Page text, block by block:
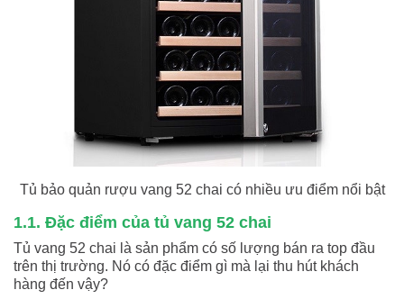
Tủ bảo quản rượu vang 52 chai có nhiều ưu điểm nổi bật
1.1. Đặc điểm của tủ vang 52 chai
Tủ vang 52 chai là sản phẩm có số lượng bán ra top đầu
trên thị trường. Nó có đặc điểm gì mà lại thu hút khách
hàng đến vậy?